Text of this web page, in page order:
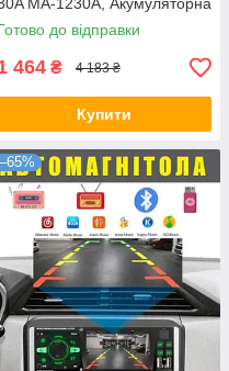
MA-1230A, Акумуляторна
для авто
до відправки
464 ₴ 4 183 ₴
Купити
–65%